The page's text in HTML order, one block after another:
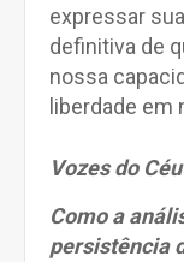
expressar
definitiva de
nossa
liberdade em
Vozes do Céu
Como a
persistência